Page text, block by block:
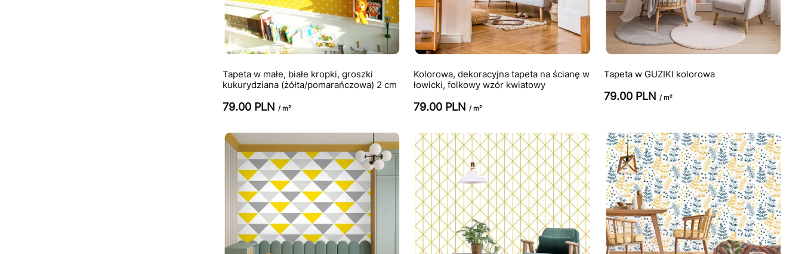
Tapeta w małe, białe kropki, groszki
kukurydziana (żółta/pomarańczowa) 2 cm
79.00 PLN / m²
Kolorowa, dekoracyjna tapeta na ścianę w
łowicki, folkowy wzór kwiatowy
79.00 PLN / m²
Tapeta w GUZIKI kolorowa
79.00 PLN / m²